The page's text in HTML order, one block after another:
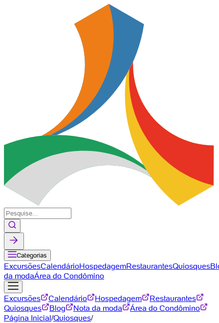
Categorias
ExcursõesCalendárioHospedagemRestaurantesQuiosques
da modaÁrea do Condômino
Excursões Calendário Hospedagem
Restaurantes
Quiosques
Blog Nota da moda
Área do Condômino
Página Inicial/Quiosques/